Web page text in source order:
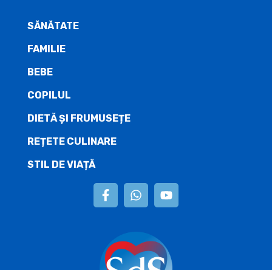
SĂNĂTATE
FAMILIE
BEBE
COPILUL
DIETĂ ŞI FRUMUSEȚE
REȚETE CULINARE
STIL DE VIAȚĂ